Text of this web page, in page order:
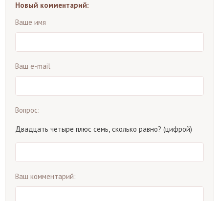
Новый комментарий:
Ваше имя
Ваш e-mail
Вопрос:
Двадцать четыре плюс семь, сколько равно? (цифрой)
Ваш комментарий: